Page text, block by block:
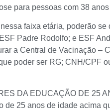
para pessoas com 38
faixa etária, poderão
Padre Rodolfo; e ESF
a Central de Vacinação –
poder ser RG; CNH/CPF
DA EDUCAÇÃO DE 25
de 25 anos de idade acima